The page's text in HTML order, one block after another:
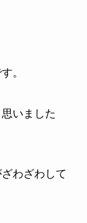
。
いました
わざわして